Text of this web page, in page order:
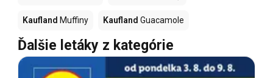
Kaufland Muffiny Kaufland Guacamole
Ďalšie letáky z kategórie